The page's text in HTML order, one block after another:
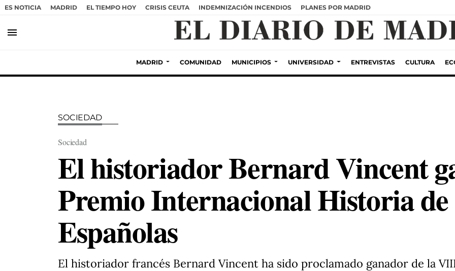
ES NOTICIA MADRID EL TIEMPO HOY CRISIS CEUTA INDEMNIZACIÓN INCENDIOS PLANES POR MADRID
menu
MADRID COMUNIDAD MUNICIPIOS UNIVERSIDAD ENTREVISTAS CULTURA
SOCIEDAD
Sociedad
El historiador Bernard Vincent
Premio Internacional Historia de
Españolas
El historiador francés Bernard Vincent ha sido proclamado ganador de la